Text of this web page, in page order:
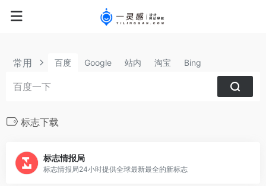
常用 百度 Google 站内 淘宝 Bing
标志下载
标志情报局
标志情报局24小时提供全球最新最全的新标志